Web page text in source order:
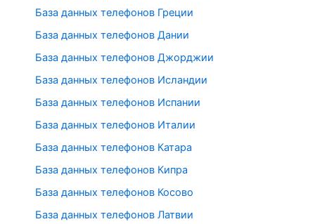
База данных телефонов Греции
База данных телефонов Дании
База данных телефонов Джорджии
База данных телефонов Исландии
База данных телефонов Испании
База данных телефонов Италии
База данных телефонов Катара
База данных телефонов Кипра
База данных телефонов Косово
База данных телефонов Латвии